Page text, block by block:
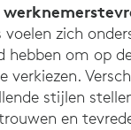
voelen zich
hebben om op
verkiezen.
stijlen
en